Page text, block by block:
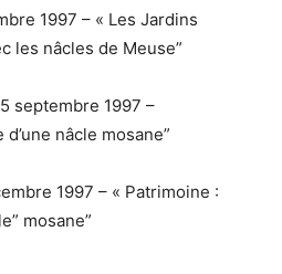
1997 – « Les Jardins
les nâcles de Meuse”
septembre 1997 –
nâcle mosane”
1997 – « Patrimoine :
mosane”